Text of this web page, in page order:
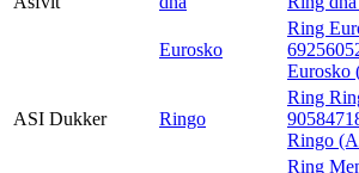
Eurosko
Ring
Eurosko
ASI Dukker Ringo
Ring
Ringo
Ring